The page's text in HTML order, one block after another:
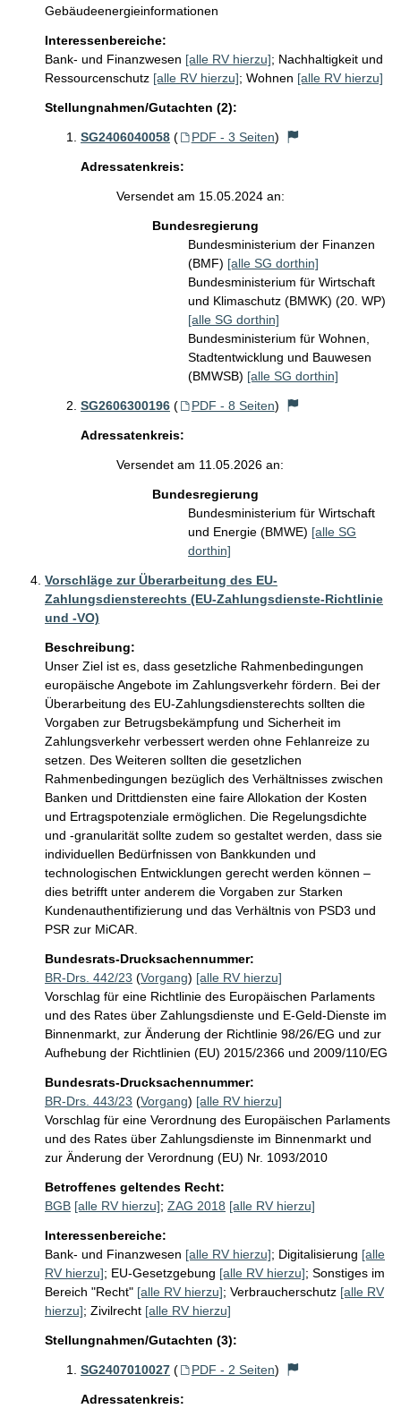
Gebäudeenergieinformationen
Interessenbereiche:
Bank- und Finanzwesen [alle RV hierzu]; Nachhaltigkeit und
Ressourcenschutz [alle RV hierzu]; Wohnen [alle RV hierzu]
Stellungnahmen/Gutachten (2):
SG2406040058 ( PDF - 3 Seiten)
Adressatenkreis:
Versendet am 15.05.2024 an:
Bundesregierung
Bundesministerium der Finanzen
(BMF) [alle SG dorthin]
Bundesministerium für Wirtschaft
und Klimaschutz (BMWK) (20. WP)
[alle SG dorthin]
Bundesministerium für Wohnen,
Stadtentwicklung und Bauwesen
(BMWSB) [alle SG dorthin]
SG2606300196 ( PDF - 8 Seiten)
Adressatenkreis:
Versendet am 11.05.2026 an:
Bundesregierung
Bundesministerium für Wirtschaft
und Energie (BMWE) [alle SG
dorthin]
Vorschläge zur Überarbeitung des EU-
Zahlungsdiensterechts (EU-Zahlungsdienste-Richtlinie
und -VO)
Beschreibung:
Unser Ziel ist es, dass gesetzliche Rahmenbedingungen
europäische Angebote im Zahlungsverkehr fördern. Bei der
Überarbeitung des EU-Zahlungsdiensterechts sollten die
Vorgaben zur Betrugsbekämpfung und Sicherheit im
Zahlungsverkehr verbessert werden ohne Fehlanreize zu
setzen. Des Weiteren sollten die gesetzlichen
Rahmenbedingungen bezüglich des Verhältnisses zwischen
Banken und Drittdiensten eine faire Allokation der Kosten
und Ertragspotenziale ermöglichen. Die Regelungsdichte
und -granularität sollte zudem so gestaltet werden, dass sie
individuellen Bedürfnissen von Bankkunden und
technologischen Entwicklungen gerecht werden können –
dies betrifft unter anderem die Vorgaben zur Starken
Kundenauthentifizierung und das Verhältnis von PSD3 und
PSR zur MiCAR.
Bundesrats-Drucksachennummer:
BR-Drs. 442/23 (Vorgang) [alle RV hierzu]
Vorschlag für eine Richtlinie des Europäischen Parlaments
und des Rates über Zahlungsdienste und E-Geld-Dienste im
Binnenmarkt, zur Änderung der Richtlinie 98/26/EG und zur
Aufhebung der Richtlinien (EU) 2015/2366 und 2009/110/EG
Bundesrats-Drucksachennummer:
BR-Drs. 443/23 (Vorgang) [alle RV hierzu]
Vorschlag für eine Verordnung des Europäischen Parlaments
und des Rates über Zahlungsdienste im Binnenmarkt und
zur Änderung der Verordnung (EU) Nr. 1093/2010
Betroffenes geltendes Recht:
BGB [alle RV hierzu]; ZAG 2018 [alle RV hierzu]
Interessenbereiche:
Bank- und Finanzwesen [alle RV hierzu]; Digitalisierung [alle
RV hierzu]; EU-Gesetzgebung [alle RV hierzu]; Sonstiges im
Bereich "Recht" [alle RV hierzu]; Verbraucherschutz [alle RV
hierzu]; Zivilrecht [alle RV hierzu]
Stellungnahmen/Gutachten (3):
SG2407010027 ( PDF - 2 Seiten)
Adressatenkreis: